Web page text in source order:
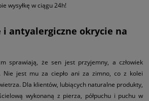
wysyłkę w ciągu 24h!
i antyalergiczne okrycie na
sprawiają, że sen jest przyjemny, a człowiek
Nie jest mu za ciepło ani za zimno, co z kolei
Dla klientów, lubiących naturalne produkty,
wykonaną z pierza, półpuchu i puchu w